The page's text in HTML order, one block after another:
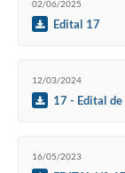
02/06/2025
Edital 17
12/03/2024
17 - Edital
16/05/2023